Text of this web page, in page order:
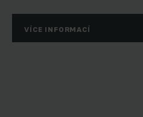
VÍCE INFORMACÍ